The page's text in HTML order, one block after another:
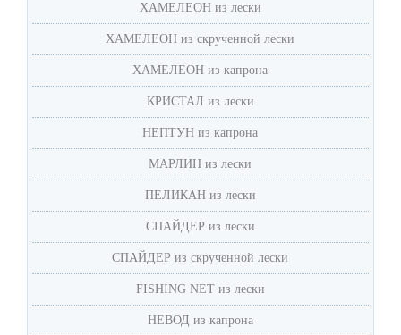
ХАМЕЛЕОН из лески
ХАМЕЛЕОН из скрученной лески
ХАМЕЛЕОН из капрона
КРИСТАЛ из лески
НЕПТУН из капрона
MАРЛИН из лески
ПЕЛИКАН из лески
СПАЙДЕР из лески
СПАЙДЕР из скрученной лески
FISHING NET из лески
НЕВОД из капрона